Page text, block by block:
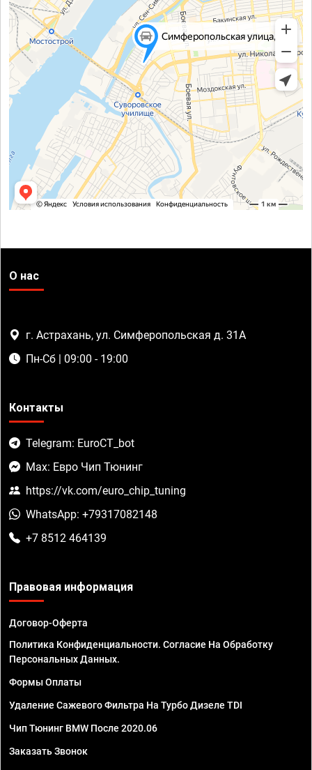
О нас
г. Астрахань, ул. Симферопольская д. 31А
Пн-Сб | 09:00 - 19:00
Контакты
Telegram: EuroCT_bot
Max: Евро Чип Тюнинг
https://vk.com/euro_chip_tuning
WhatsApp: +79317082148
+7 8512 464139
Правовая информация
Договор-Оферта
Политика Конфиденциальности. Согласие На Обработку
Персональных Данных.
Формы Оплаты
Удаление Сажевого Фильтра На Турбо Дизеле TDI
Чип Тюнинг BMW После 2020.06
Заказать Звонок